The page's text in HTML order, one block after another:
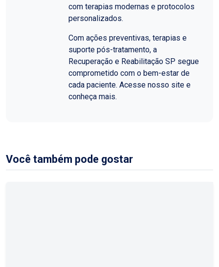
com terapias modernas e protocolos
personalizados.
Com ações preventivas, terapias e
suporte pós-tratamento, a
Recuperação e Reabilitação SP segue
comprometido com o bem-estar de
cada paciente. Acesse nosso site e
conheça mais.
Você também pode gostar